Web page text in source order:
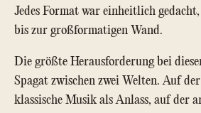
Jedes Format war einheitlich
bis zur großformatigen Wand.
Die größte Herausforderung bei
Spagat zwischen zwei Welten. Auf
klassische Musik als Anlass, auf der